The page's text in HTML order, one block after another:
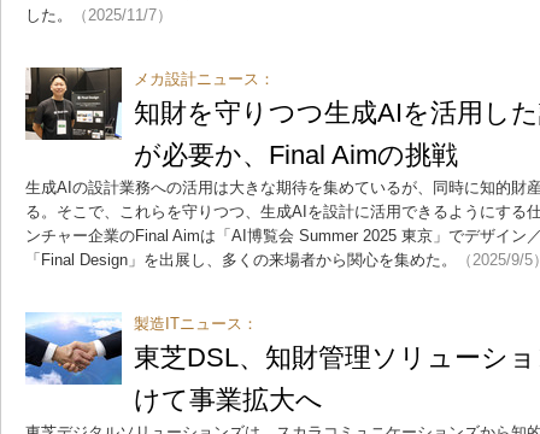
した。
（2025/11/7）
メカ設計ニュース：
知財を守りつつ生成AIを活用し
が必要か、Final Aimの挑戦
生成AIの設計業務への活用は大きな期待を集めているが、同時に知的財
る。そこで、これらを守りつつ、生成AIを設計に活用できるようにする
ンチャー企業のFinal Aimは「AI博覧会 Summer 2025 東京」でデザイン
「Final Design」を出展し、多くの来場者から関心を集めた。
（2025/9/5
製造ITニュース：
東芝DSL、知財管理ソリューシ
けて事業拡大へ